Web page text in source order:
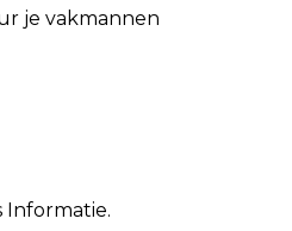
je vakmannen